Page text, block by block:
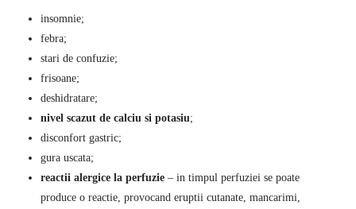
insomnie;
febra;
stari de confuzie;
frisoane;
deshidratare;
nivel scazut de calciu si potasiu;
disconfort gastric;
gura uscata;
reactii alergice la perfuzie– in timpul perfuziei se poate
produce o reactie, provocand eruptii cutanate, mancarimi,